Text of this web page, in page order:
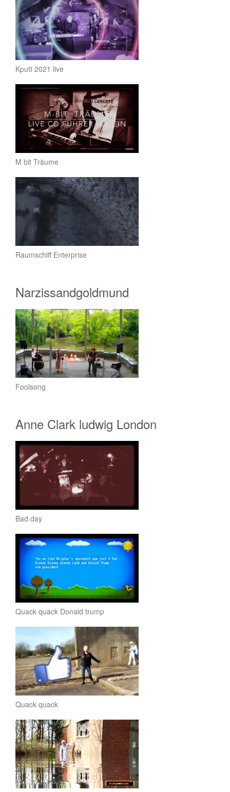
Kputt 2021 live
M bit Träume
Raumschiff Enterprise
Narzissandgoldmund
Foolsong
Anne Clark ludwig London
Bad day
Quack quack Donald trump
Quack quack